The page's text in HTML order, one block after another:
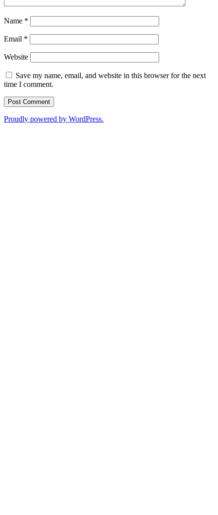
Name *
Email *
Website
Save my name, email, and website in this browser for the next
time I comment.
Proudly powered by WordPress.